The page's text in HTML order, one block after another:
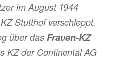
im August 1944
Stutthof verschleppt.
über das Frauen-KZ
KZ der Continental AG